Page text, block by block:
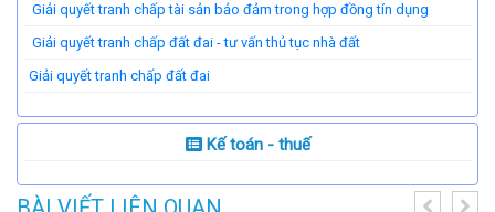
Giải quyết tranh chấp tài sản bảo đảm trong hợp đồng tín dụng
Giải quyết tranh chấp đất đai - tư vấn thủ tục nhà đất
​Giải quyết tranh chấp đất đai
Kế toán - thuế